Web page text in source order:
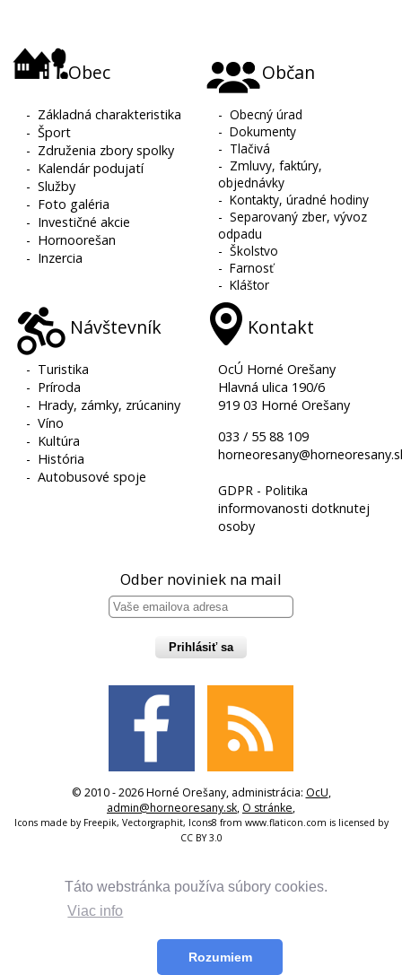
Táto webstránka používa súbory cookies.
Viac info
Rozumiem
Obec
- Základná charakteristika
-Šport
- Združenia zbory spolky
- Kalendár podujatí
-Služby
- Foto galéria
- Investičné akcie
- Hornoorešan
- Inzercia
Občan
-Obecný úrad
-Dokumenty
- Tlačivá
- Zmluvy, faktúry,
objednávky
-Kontakty, úradné hodiny
-Separovaný zber, vývoz
odpadu
-Školstvo
-Farnosť
-Kláštor
Návštevník
- Turistika
- Príroda
- Hrady, zámky, zrúcaniny
-Víno
- Kultúra
- História
-Autobusové spoje
Kontakt
OcÚ Horné Orešany
Hlavná ulica 190/6
919 03 Horné Orešany
033 / 55 88 109
GDPR - Politika
informovanosti dotknutej
osoby
Odber noviniek na mail
Prihlásiť sa
© 2010 - 2026 Horné Orešany, administrácia: OcU,
admin@horneoresany.sk, O stránke,
Icons made by Freepik, Vectorgraphit, Icons8 from www.flaticon.com is licensed by
CC BY 3.0